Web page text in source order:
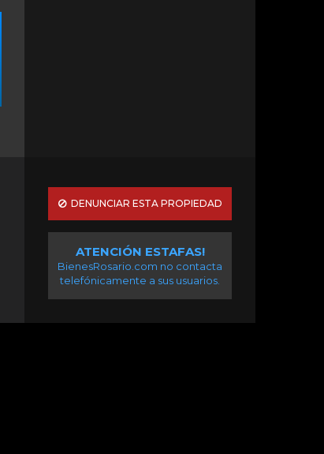
DENUNCIAR ESTA PROPIEDAD
ATENCIÓN ESTAFAS!
BienesRosario.com no contacta
telefónicamente a sus usuarios.